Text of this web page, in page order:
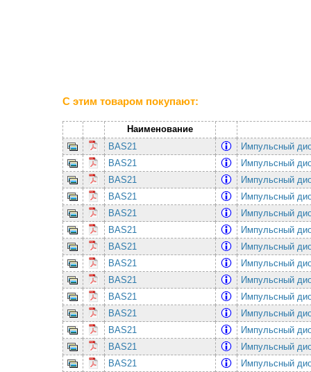
С этим товаром покупают:
Наименование
BAS21
Импульсный
BAS21
Импульсный
BAS21
Импульсный
BAS21
Импульсный
BAS21
Импульсный
BAS21
Импульсный
BAS21
Импульсный
BAS21
Импульсный
BAS21
Импульсный
BAS21
Импульсный
BAS21
Импульсный
BAS21
Импульсный
BAS21
Импульсный
BAS21
Импульсный